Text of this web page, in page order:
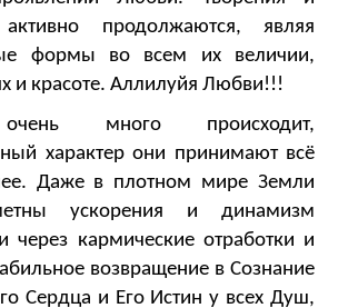
активно продолжаются, являя
формы во всем их величии,
и красоте. Аллилуйя Любви!!!
много происходит,
характер они принимают всё
Даже в плотном мире Земли
ускорения и динамизм
через кармические отработки и
возвращение в Сознание
Сердца и Его Истин у всех Душ,